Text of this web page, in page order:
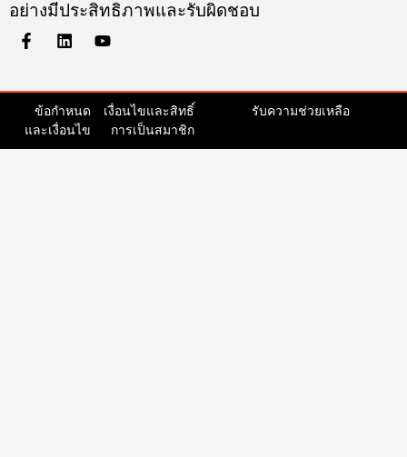
อย่างมีประสิทธิภาพและรับผิดชอบ
ข้อกำหนด
และเงื่อนไข
เงื่อนไขและสิทธิ์
การเป็นสมาชิก
รับความช่วยเหลือ